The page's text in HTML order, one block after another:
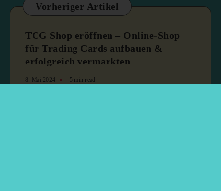
Vorheriger Artikel
TCG Shop eröffnen – Online-Shop
für Trading Cards aufbauen &
erfolgreich vermarkten
8. Mai 2024 5 min read